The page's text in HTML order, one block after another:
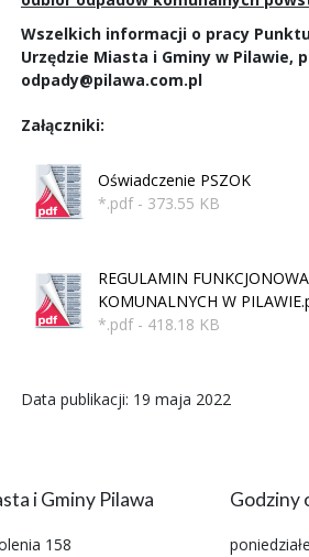
Wszelkich informacji o pracy
Urzędzie Miasta i Gminy w Pilawie,
odpady@pilawa.com.pl
Załączniki:
Oświadczenie PSZOK
*.pdf - 373.55 KB
REGULAMIN
KOMUNALNYCH W
*.pdf - 418.18 KB
Data publikacji: 19 maja 2022
i Gminy Pilawa
158
Godziny